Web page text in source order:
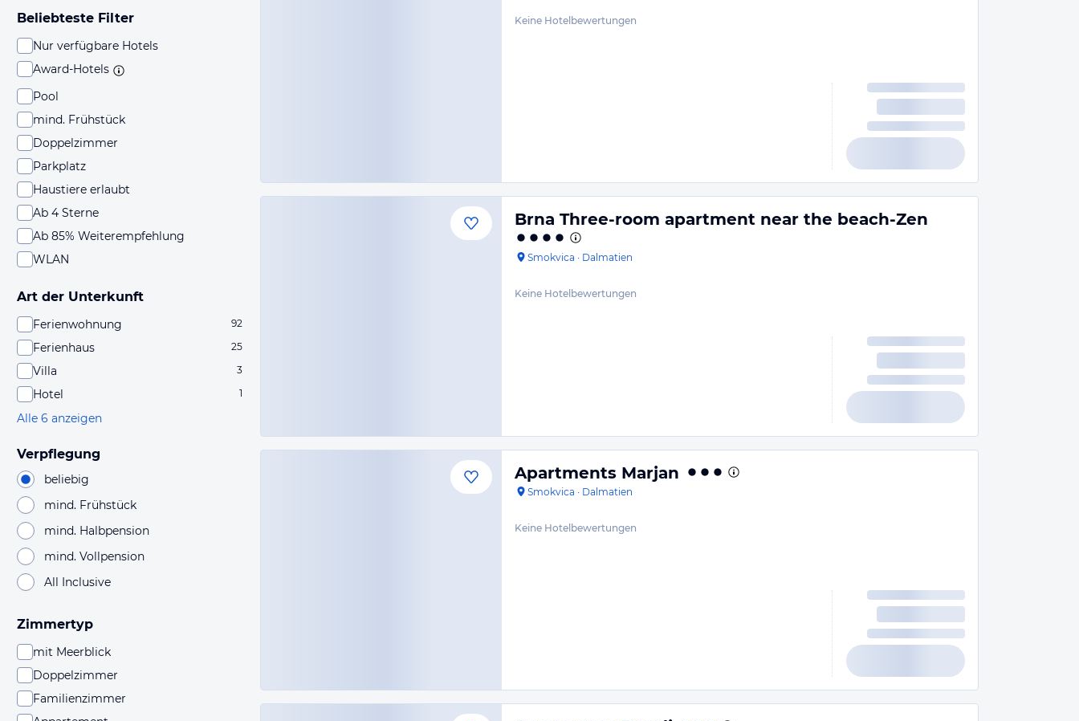
Beliebteste Filter
Nur verfügbare Hotels
Award-Hotels
Pool
mind. Frühstück
Doppelzimmer
Parkplatz
Haustiere erlaubt
Ab 4 Sterne
Ab 85% Weiterempfehlung
WLAN
Art der Unterkunft
Ferienwohnung 92
Ferienhaus 25
Villa 3
Hotel 1
Alle 6 anzeigen
Verpflegung
beliebig
mind. Frühstück
mind. Halbpension
mind. Vollpension
All Inclusive
Zimmertyp
mit Meerblick
Doppelzimmer
Familienzimmer
Keine Hotelbewertungen
Brna Three-room apartment near the beach-Zen
Smokvica · Dalmatien
Keine Hotelbewertungen
Apartments Marjan
Smokvica · Dalmatien
Keine Hotelbewertungen